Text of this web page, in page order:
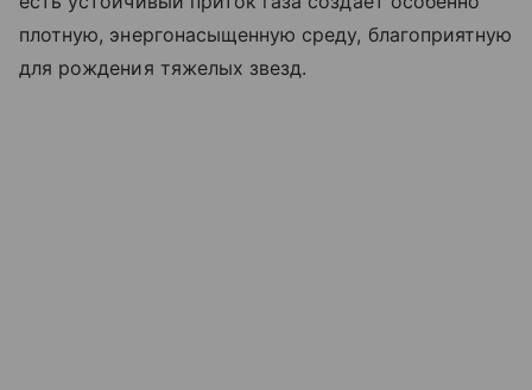
плотную, энергонасыщенную среду, благоприятную
для рождения тяжелых звезд.